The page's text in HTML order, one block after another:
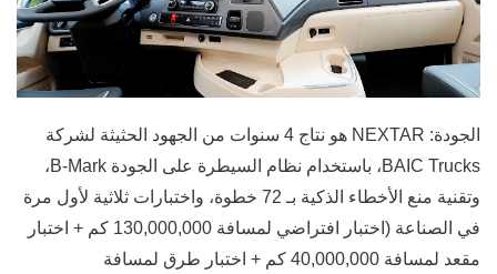
الجودة: NEXTAR هو نتاج 4 سنوات من الجهود الحثيثة لشركة
BAIC Trucks، باستخدام نظام السيطرة على الجودة B-Mark،
وتقنية منع الأخطاء الذكية بـ 72 خطوة، واختبارات ثلاثية لأول مرة
في الصناعة (اختبار افتراضي لمسافة 130,000,000 كم + اختبار
مقعد لمسافة 40,000,000 كم + اختبار طرق لمسافة